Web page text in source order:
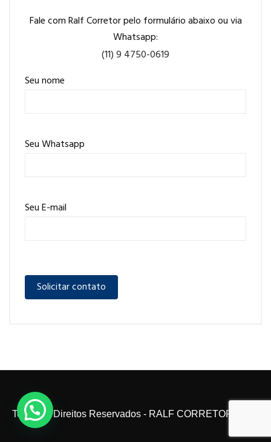
Fale com Ralf Corretor pelo formulário abaixo ou via
Whatsapp:
(11) 9 4750-0619
Seu nome
Seu Whatsapp
Seu E-mail
Todos os Direitos Reservados - RALF CORRETOR 2024.